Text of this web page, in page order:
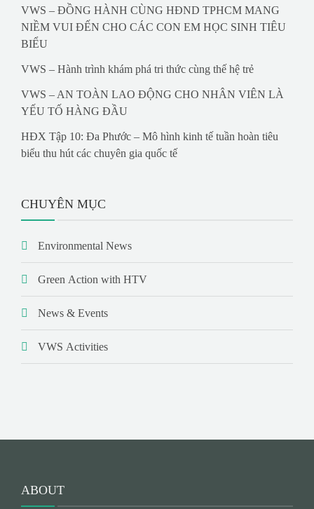
VWS – ĐỒNG HÀNH CÙNG HĐND TPHCM MANG
NIỀM VUI ĐẾN CHO CÁC CON EM HỌC SINH TIÊU
BIỂU
VWS – Hành trình khám phá tri thức cùng thế hệ trẻ
VWS – AN TOÀN LAO ĐỘNG CHO NHÂN VIÊN LÀ
YẾU TỐ HÀNG ĐẦU
HĐX Tập 10: Đa Phước – Mô hình kinh tế tuần hoàn tiêu
biểu thu hút các chuyên gia quốc tế
CHUYÊN MỤC
Environmental News
Green Action with HTV
News & Events
VWS Activities
ABOUT